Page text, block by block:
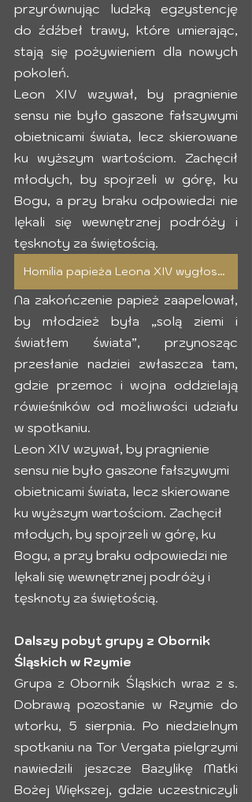
przyrównując ludzką egzystencję
do źdźbeł trawy, które umierając,
stają się pożywieniem dla nowych
pokoleń.
Leon XIV wzywał, by pragnienie
sensu nie było gaszone fałszywymi
obietnicami świata, lecz skierowane
ku wyższym wartościom. Zachęcił
młodych, by spojrzeli w górę, ku
Bogu, a przy braku odpowiedzi nie
lękali się wewnętrznej podróży i
tęsknoty za świętością.
Homilia papieża Leona XIV wygłoszona na Tor Vergata
Na zakończenie papież zaapelował,
by młodzież była „solą ziemi i
światłem świata”, przynosząc
przesłanie nadziei zwłaszcza tam,
gdzie przemoc i wojna oddzielają
rówieśników od możliwości udziału
w spotkaniu.
Leon XIV wzywał, by pragnienie
sensu nie było gaszone fałszywymi
obietnicami świata, lecz skierowane
ku wyższym wartościom. Zachęcił
młodych, by spojrzeli w górę, ku
Bogu, a przy braku odpowiedzi nie
lękali się wewnętrznej podróży i
tęsknoty za świętością.
Dalszy pobyt grupy z Obornik
Śląskich w Rzymie
Grupa z Obornik Śląskich wraz z s.
Dobrawą pozostanie w Rzymie do
wtorku, 5 sierpnia. Po niedzielnym
spotkaniu na Tor Vergata pielgrzymi
nawiedzili jeszcze Bazylikę Matki
Bożej Większej, gdzie uczestniczyli